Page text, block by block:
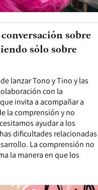
lanzar Tono y Tino y las
con la
invita a acompañar a
la comprensión y no
ayudar a los
dificultades relacionadas
La comprensión no
la manera en que los
sobre
sólo sobre